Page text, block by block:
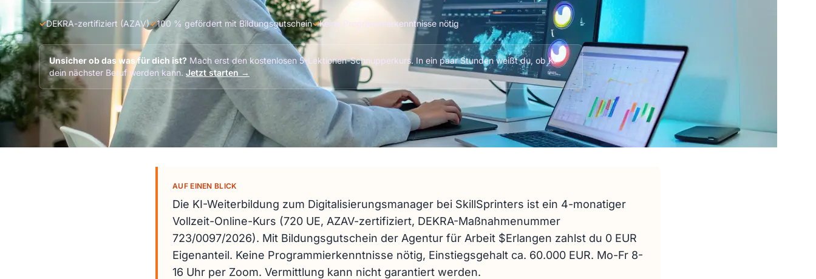
✓DEKRA-zertifiziert (AZAV)✓100 % gefördert mit Bildungsgutschein✓Keine Programmierkenntnisse nötig
Unsicher ob das was für dich ist? Mach erst den kostenlosen 5-Lektionen-Schnupperkurs. In ein paar Stunden weißt du, ob KI
dein nächster Beruf werden kann. Jetzt starten →
AUF EINEN BLICK
Die KI-Weiterbildung zum Digitalisierungsmanager bei SkillSprinters ist ein 4-monatiger
Vollzeit-Online-Kurs (720 UE, AZAV-zertifiziert, DEKRA-Maßnahmenummer
723/0097/2026). Mit Bildungsgutschein der Agentur für Arbeit $Erlangen zahlst du 0 EUR
Eigenanteil. Keine Programmierkenntnisse nötig, Einstiegsgehalt ca. 60.000 EUR. Mo-Fr 8-
16 Uhr per Zoom. Vermittlung kann nicht garantiert werden.